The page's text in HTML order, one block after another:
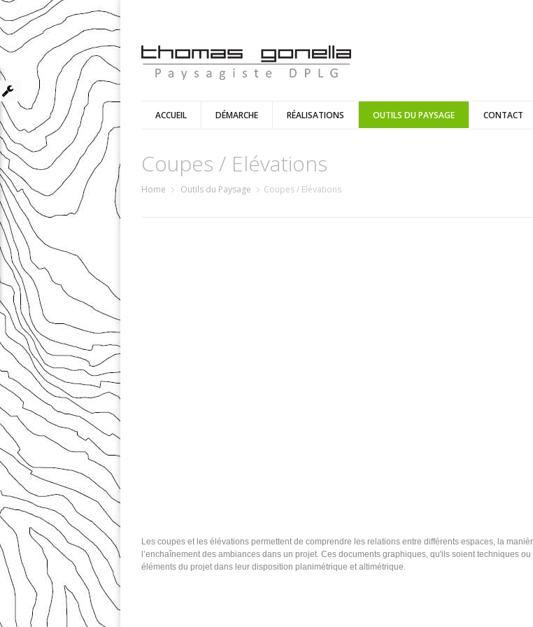
ACCUEIL DÉMARCHE RÉALISATIONS OUTILS DU PAYSAGE CONTACT
Coupes / Elévations
Home Outils du Paysage Coupes / Elévations
Les coupes et les élévations permettent de comprendre les relations entre différents espaces, la
l’enchaînement des ambiances dans un projet. Ces documents graphiques, qu'ils soient techniques
éléments du projet dans leur disposition planimétrique et altimétrique.